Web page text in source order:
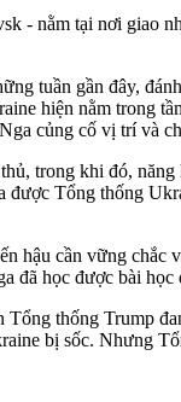
- nằm tại nơi giao
tuần gần đây,
hiện nằm trong
củng cố vị trí và
trong khi đó,
Tổng thống
cần vững
học được bài học
thống Trump
bị sốc. Nhưng